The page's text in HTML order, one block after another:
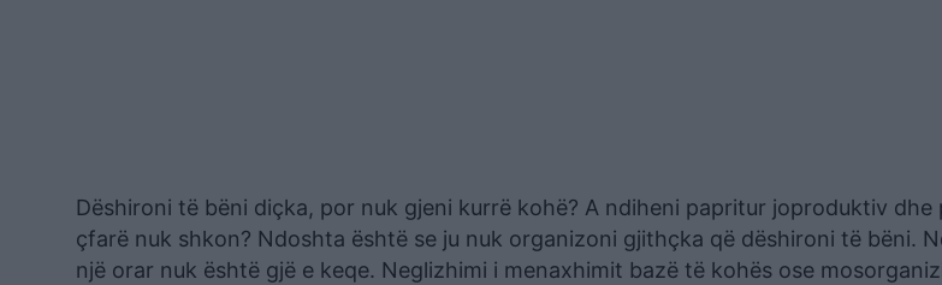
Dëshironi të bëni diçka, por nuk gjeni kurrë kohë? A ndiheni papritur joproduktiv dhe
çfarë nuk shkon? Ndoshta është se ju nuk organizoni gjithçka që dëshironi të bëni.
një orar nuk është gjë e keqe. Neglizhimi i menaxhimit bazë të kohës ose